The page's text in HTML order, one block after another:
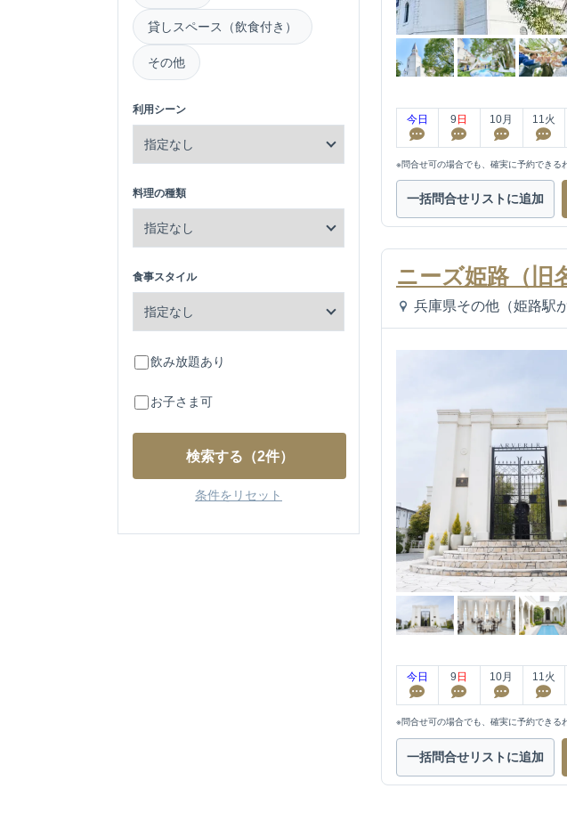
貸しスペース（飲食付き）
その他
利用シーン
料理の種類
食事スタイル
飲み放題あり
お子さま可
検索する （2件）
条件をリセット
今日 9 日 10月 11火
※問合せ可の場合でも、確実に予約できる
一括問合せリストに追加
ニーズ姫路（旧
兵庫県その他（姫路駅
今日 9 日 10月 11火
※問合せ可の場合でも、確実に予約できる
一括問合せリストに追加